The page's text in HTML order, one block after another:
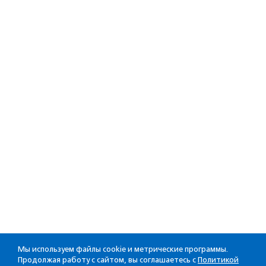
Мы используем файлы cookie и метрические программы.
Продолжая работу с сайтом, вы соглашаетесь с Политикой